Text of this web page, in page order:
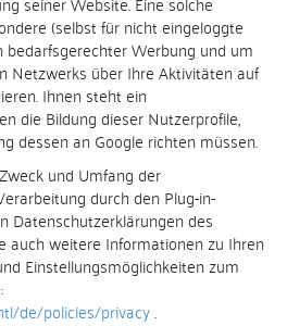
(selbst für nicht eingeloggte
bedarfsgerechter Werbung und um
Netzwerks über Ihre Aktivitäten auf
Ihnen steht ein
die Bildung dieser Nutzerprofile,
dessen an Google richten müssen.
und Umfang der
durch den Plug-in-
Datenschutzerklärungen des
auch weitere Informationen zu Ihren
Einstellungsmöglichkeiten zum
de/policies/privacy.